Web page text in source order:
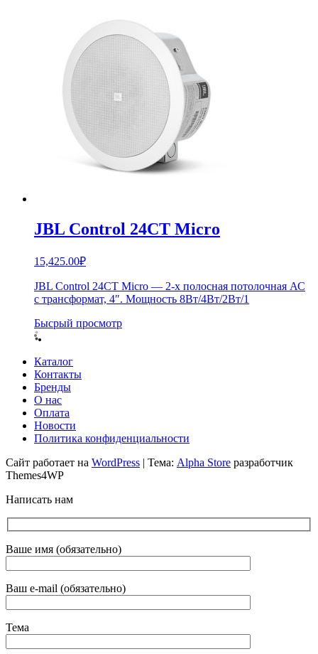
JBL Control 24CT Micro
15,425.00₽
JBL Control 24CT Micro — 2-х полосная потолочная АС
с трансформат, 4″. Мощность 8Вт/4Вт/2Вт/1
Бысрый просмотр
Каталог
Контакты
Бренды
О нас
Оплата
Новости
Политика конфиденциальности
Сайт работает на WordPress | Тема: Alpha Store разработчик
Themes4WP
Написать нам
Ваше имя (обязательно)
Ваш e-mail (обязательно)
Тема